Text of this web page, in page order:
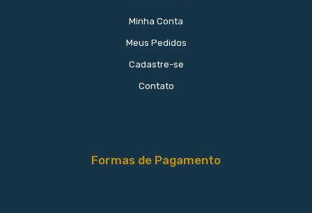
Minha Conta
Meus Pedidos
Cadastre-se
Contato
Formas de Pagamento